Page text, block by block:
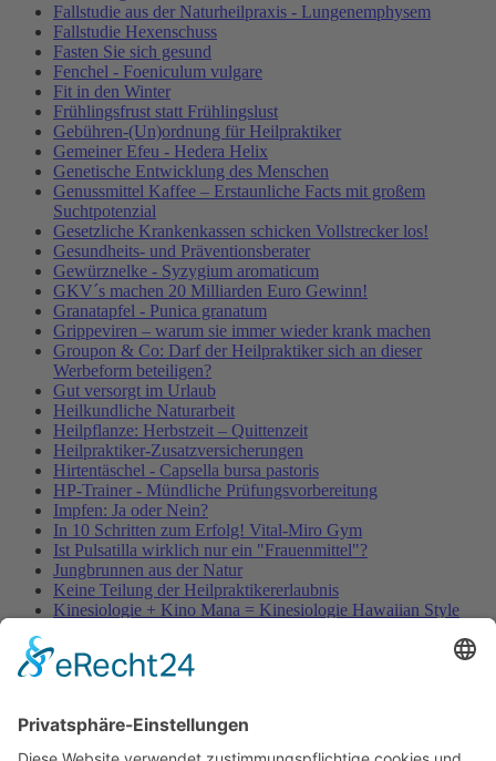
Fallstudie aus der Naturheilpraxis - Lungenemphysem
Fallstudie Hexenschuss
Fasten Sie sich gesund
Fenchel - Foeniculum vulgare
Fit in den Winter
Frühlingsfrust statt Frühlingslust
Gebühren-(Un)ordnung für Heilpraktiker
Gemeiner Efeu - Hedera Helix
Genetische Entwicklung des Menschen
Genussmittel Kaffee – Erstaunliche Facts mit großem
Suchtpotenzial
Gesetzliche Krankenkassen schicken Vollstrecker los!
Gesundheits- und Präventionsberater
Gewürznelke - Syzygium aromaticum
GKV´s machen 20 Milliarden Euro Gewinn!
Granatapfel - Punica granatum
Grippeviren – warum sie immer wieder krank machen
Groupon & Co: Darf der Heilpraktiker sich an dieser
Werbeform beteiligen?
Gut versorgt im Urlaub
Heilkundliche Naturarbeit
Heilpflanze: Herbstzeit – Quittenzeit
Heilpraktiker-Zusatzversicherungen
Hirtentäschel - Capsella bursa pastoris
HP-Trainer - Mündliche Prüfungsvorbereitung
Impfen: Ja oder Nein?
In 10 Schritten zum Erfolg! Vital-Miro Gym
Ist Pulsatilla wirklich nur ein "Frauenmittel"?
Jungbrunnen aus der Natur
Keine Teilung der Heilpraktikererlaubnis
Kinesiologie + Kino Mana = Kinesiologie Hawaiian Style
Kleine Würmer als Wunderheiler
Knoblauch - Allium sativum
MRSA-Killerkeime in deutschen Krankenhäusern
NATURHEILKUNDE & PSYCHOTHERAPIE HEUTE